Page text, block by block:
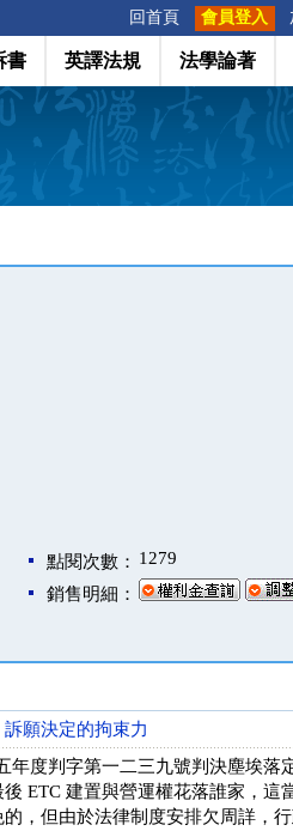
回首頁 會員登入
書 英譯法規 法學論著
點閱次數： 1279
銷售明細：
訴願決定的拘束力
年度判字第一二三九號判決塵埃落
ETC 建置與營運權花落誰家，這
，但由於法律制度安排欠周詳，